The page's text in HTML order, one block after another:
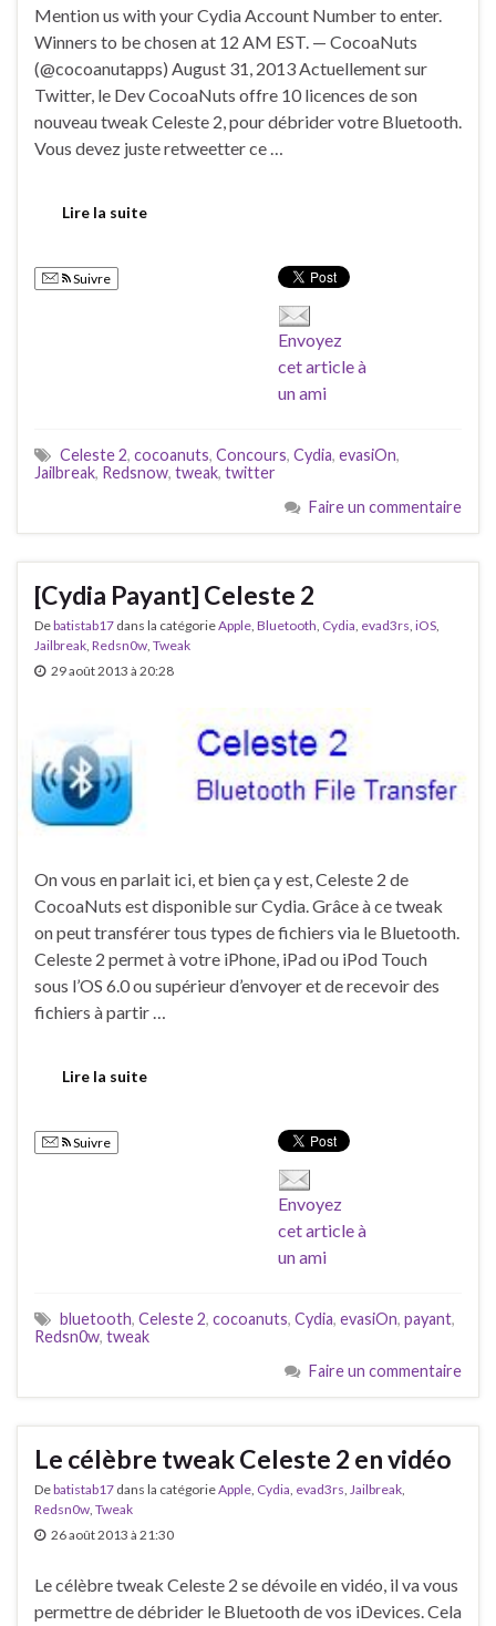
Mention us with your Cydia Account Number to enter.
Winners to be chosen at 12 AM EST. — CocoaNuts
(@cocoanutapps) August 31, 2013 Actuellement sur
Twitter, le Dev CocoaNuts offre 10 licences de son
nouveau tweak Celeste 2, pour débrider votre Bluetooth.
Vous devez juste retweetter ce …
Lire la suite
Suivre
Envoyez
cet article à
un ami
Celeste 2, cocoanuts, Concours, Cydia, evasiOn,
Jailbreak, Redsnow, tweak, twitter
Faire un commentaire
[Cydia Payant] Celeste 2
Debatistab17 dans la catégorieApple Bluetooth Cydia evad3rs iOS
Jailbreak Redsn0w Tweak
29 août 2013 à 20:28
On vous en parlait ici, et bien ça y est, Celeste 2 de
CocoaNuts est disponible sur Cydia. Grâce à ce tweak
on peut transférer tous types de fichiers via le Bluetooth.
Celeste 2 permet à votre iPhone, iPad ou iPod Touch
sous l’OS 6.0 ou supérieur d’envoyer et de recevoir des
fichiers à partir …
Lire la suite
Suivre
Envoyez
cet article à
un ami
bluetooth, Celeste 2, cocoanuts, Cydia, evasiOn, payant,
Redsn0w, tweak
Faire un commentaire
Le célèbre tweak Celeste 2 en vidéo
Debatistab17 dans la catégorieApple Cydia evad3rs Jailbreak
Redsn0w Tweak
26 août 2013 à 21:30
Le célèbre tweak Celeste 2 se dévoile en vidéo, il va vous
permettre de débrider le Bluetooth de vos iDevices. Cela